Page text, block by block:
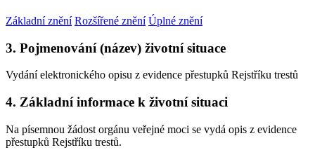
Základní znění Rozšířené znění Úplné znění
3. Pojmenování (název) životní situace
Vydání elektronického opisu z evidence přestupků Rejstříku trestů
4. Základní informace k životní situaci
Na písemnou žádost orgánu veřejné moci se vydá opis z evidence
přestupků Rejstříku trestů.